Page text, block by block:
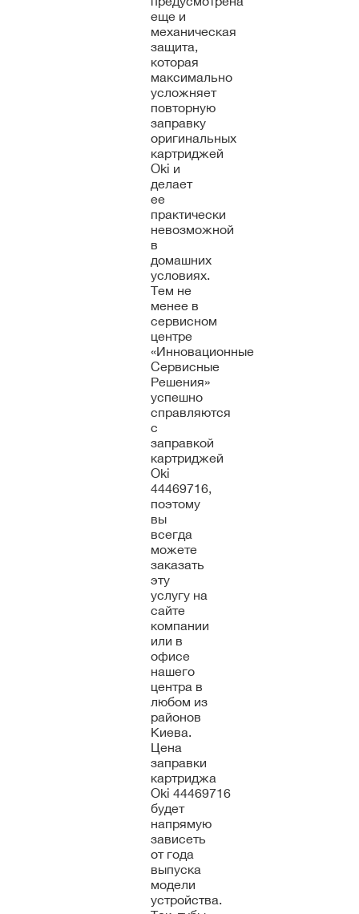
еще и
механическая
защита,
которая
максимально
усложняет
повторную
заправку
оригинальных
картриджей
Oki и
делает
ее
практически
невозможной
в
домашних
условиях.
Тем не
менее в
сервисном
центре
«Инновационные
Сервисные
Решения»
успешно
справляются
с
заправкой
картриджей
Oki
44469716,
поэтому
вы
всегда
можете
заказать
эту
услугу на
сайте
компании
или в
офисе
нашего
центра в
любом из
районов
Киева.
Цена
заправки
картриджа
Oki 44469716
будет
напрямую
зависеть
от года
выпуска
модели
устройства.